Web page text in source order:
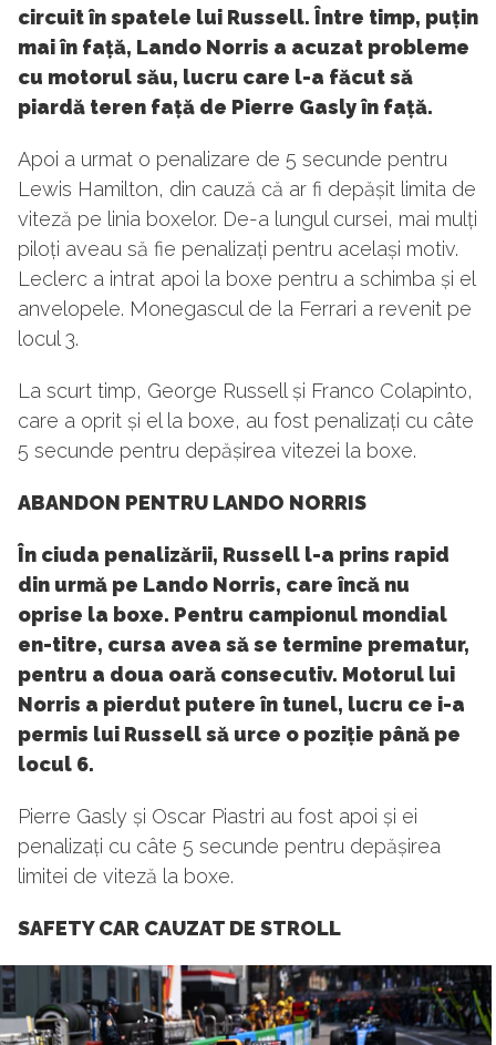
circuit în spatele lui Russell. Între timp, puțin
mai în față, Lando Norris a acuzat probleme
cu motorul său, lucru care l-a făcut să
piardă teren față de Pierre Gasly în față.
Apoi a urmat o penalizare de 5 secunde pentru
Lewis Hamilton, din cauză că ar fi depășit limita de
viteză pe linia boxelor. De-a lungul cursei, mai mulți
piloți aveau să fie penalizați pentru același motiv.
Leclerc a intrat apoi la boxe pentru a schimba și el
anvelopele. Monegascul de la Ferrari a revenit pe
locul 3.
La scurt timp, George Russell și Franco Colapinto,
care a oprit și el la boxe, au fost penalizați cu câte
5 secunde pentru depășirea vitezei la boxe.
ABANDON PENTRU LANDO NORRIS
În ciuda penalizării, Russell l-a prins rapid
din urmă pe Lando Norris, care încă nu
oprise la boxe. Pentru campionul mondial
en-titre, cursa avea să se termine prematur,
pentru a doua oară consecutiv. Motorul lui
Norris a pierdut putere în tunel, lucru ce i-a
permis lui Russell să urce o poziție până pe
locul 6.
Pierre Gasly și Oscar Piastri au fost apoi și ei
penalizați cu câte 5 secunde pentru depășirea
limitei de viteză la boxe.
SAFETY CAR CAUZAT DE STROLL